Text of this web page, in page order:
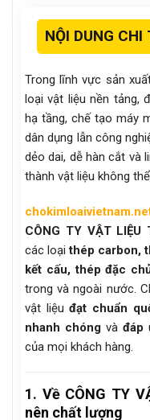
NỘI DUNG CHI
Trong lĩnh vực sản
loại vật liệu nền tảng,
hạ tầng, chế tạo máy
dân dụng lẫn công
dẻo dai, dễ hàn cắt và
thành vật liệu không
CÔNG TY VẬT LIỆU
các loạithép carbon,
kết cấu, thép đặc
trong và ngoài nước.
vật liệuđạt chuẩn
nhanh chóngvà đáp
của mọi khách hàng.
1. Về CÔNG TY
nên chất lượng